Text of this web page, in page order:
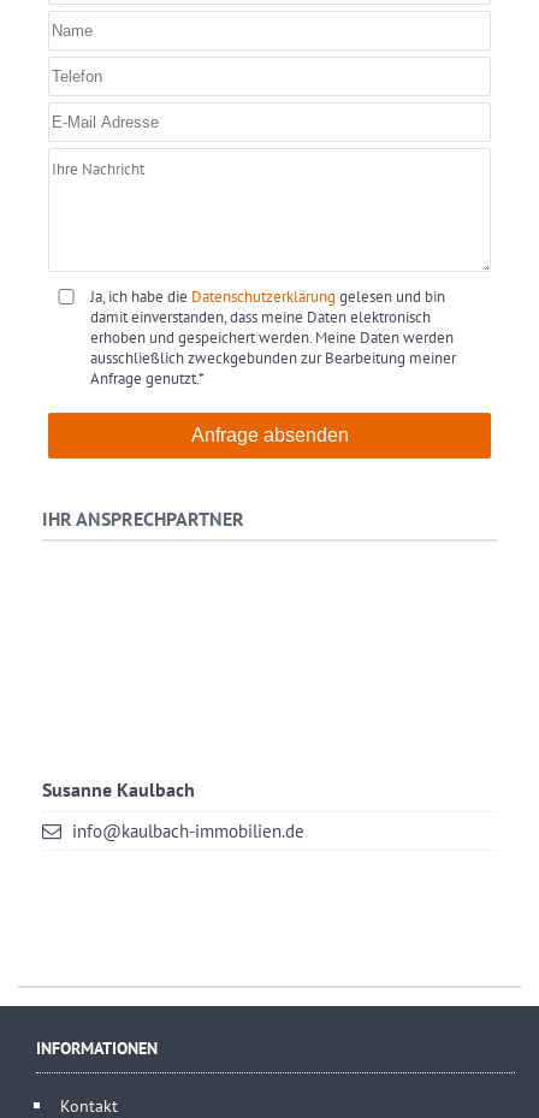
Ja, ich habe die Datenschutzerklärung gelesen und bin
damit einverstanden, dass meine Daten elektronisch
erhoben und gespeichert werden. Meine Daten werden
ausschließlich zweckgebunden zur Bearbeitung meiner
Anfrage genutzt.*
Anfrage absenden
IHR ANSPRECHPARTNER
Susanne Kaulbach
info@kaulbach-immobilien.de
INFORMATIONEN
Kontakt